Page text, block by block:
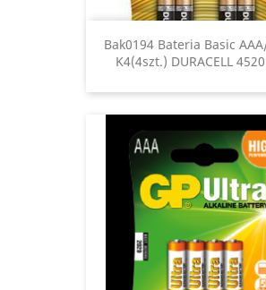
Bak0194 Bateria Basic
K4(4szt.) DURACELL